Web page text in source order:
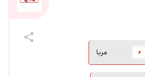
مربا